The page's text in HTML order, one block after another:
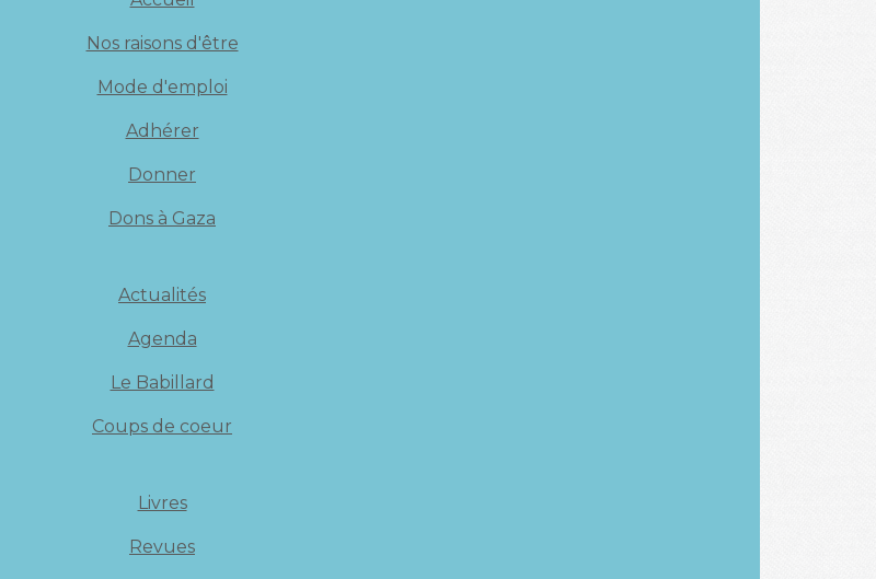
Nos raisons d'être
Mode d'emploi
Adhérer
Donner
Dons à Gaza
Actualités
Agenda
Le Babillard
Coups de coeur
Livres
Revues